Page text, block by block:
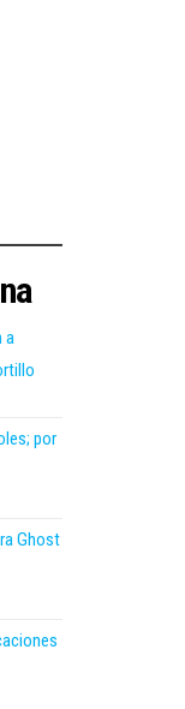
a
por
Ghost